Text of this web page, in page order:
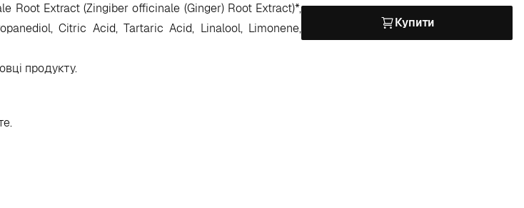
Root Extract (Zingiber officinale (Ginger) Root Extract)*,
Citric Acid, Tartaric Acid, Linalool, Limonene,
продукту.
Купити